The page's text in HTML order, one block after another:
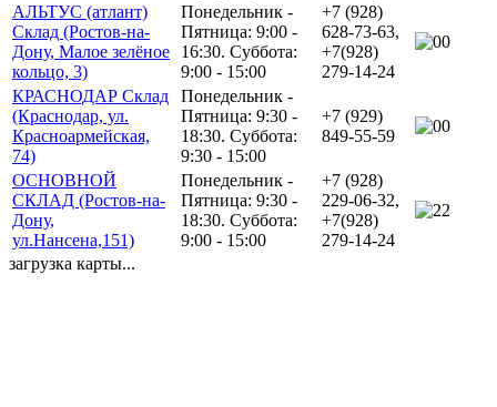
АЛЬТУС (атлант)
Склад (Ростов-на-
Дону, Малое зелёное
кольцо, 3)
Понедельник -
Пятница: 9:00 -
16:30. Суббота:
9:00 - 15:00
+7 (928)
628-73-63,
+7(928)
279-14-24
0
КРАСНОДАР Склад
(Краснодар, ул.
Красноармейская,
74)
Понедельник -
Пятница: 9:30 -
18:30. Суббота:
9:30 - 15:00
+7 (929)
849-55-59
0
ОСНОВНОЙ
СКЛАД (Ростов-на-
Дону,
ул.Нансена,151)
Понедельник -
Пятница: 9:30 -
18:30. Суббота:
9:00 - 15:00
+7 (928)
229-06-32,
+7(928)
279-14-24
2
загрузка карты...